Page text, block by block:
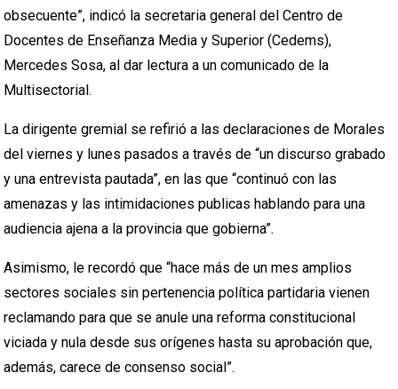
obsecuente”, indicó la secretaria general del Centro de
Docentes de Enseñanza Media y Superior (Cedems),
Mercedes Sosa, al dar lectura a un comunicado de la
Multisectorial.
La dirigente gremial se refirió a las declaraciones de Morales
del viernes y lunes pasados a través de “un discurso grabado
y una entrevista pautada”, en las que “continuó con las
amenazas y las intimidaciones publicas hablando para una
audiencia ajena a la provincia que gobierna”.
Asimismo, le recordó que “hace más de un mes amplios
sectores sociales sin pertenencia política partidaria vienen
reclamando para que se anule una reforma constitucional
viciada y nula desde sus orígenes hasta su aprobación que,
además, carece de consenso social”.